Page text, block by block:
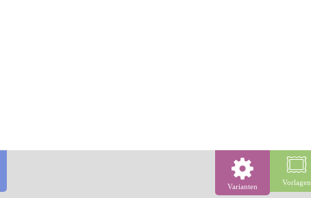
Varianten Vorlagen